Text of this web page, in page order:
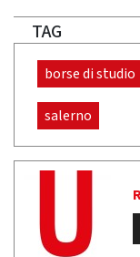
TAG
borse di studio
salerno